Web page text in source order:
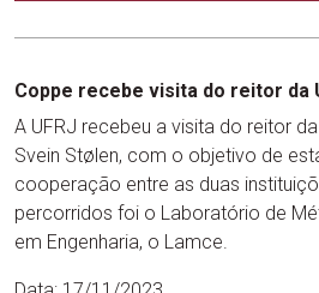
Coppe recebe visita do reitor da
A UFRJ recebeu a visita do reitor
Svein Stølen, com o objetivo de
cooperação entre as duas
percorridos foi o Laboratório de
em Engenharia, o Lamce.